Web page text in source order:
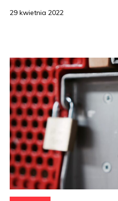
29 kwietnia 2022
Kategorie: